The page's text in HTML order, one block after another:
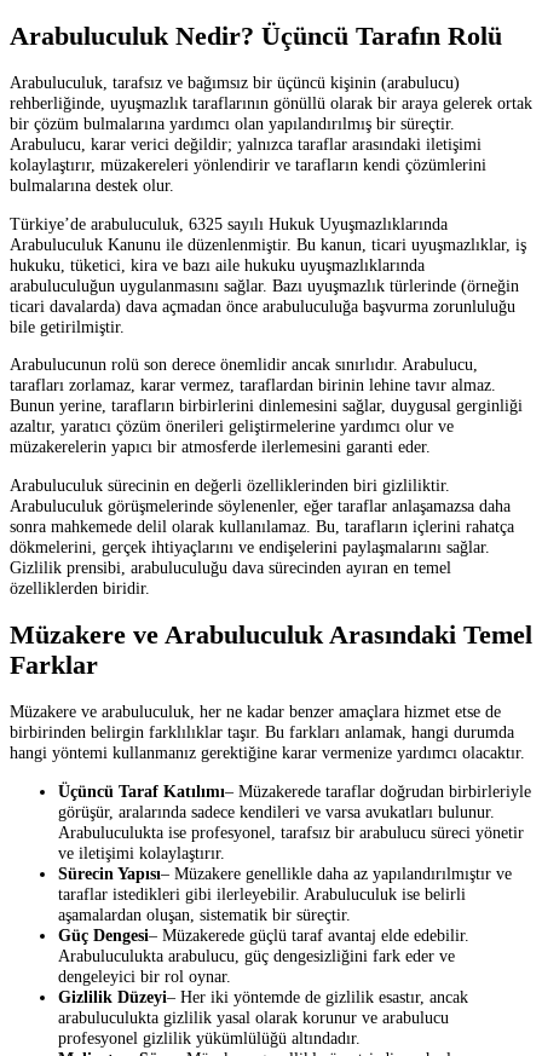
Arabuluculuk Nedir? Üçüncü Tarafın Rolü
Arabuluculuk, tarafsız ve bağımsız bir üçüncü kişinin (arabulucu)
rehberliğinde, uyuşmazlık taraflarının gönüllü olarak bir araya gelerek ortak
bir çözüm bulmalarına yardımcı olan yapılandırılmış bir süreçtir.
Arabulucu, karar verici değildir; yalnızca taraflar arasındaki iletişimi
kolaylaştırır, müzakereleri yönlendirir ve tarafların kendi çözümlerini
bulmalarına destek olur.
Türkiye’de arabuluculuk, 6325 sayılı Hukuk Uyuşmazlıklarında
Arabuluculuk Kanunu ile düzenlenmiştir. Bu kanun, ticari uyuşmazlıklar, iş
hukuku, tüketici, kira ve bazı aile hukuku uyuşmazlıklarında
arabuluculuğun uygulanmasını sağlar. Bazı uyuşmazlık türlerinde (örneğin
ticari davalarda) dava açmadan önce arabuluculuğa başvurma zorunluluğu
bile getirilmiştir.
Arabulucunun rolü son derece önemlidir ancak sınırlıdır. Arabulucu,
tarafları zorlamaz, karar vermez, taraflardan birinin lehine tavır almaz.
Bunun yerine, tarafların birbirlerini dinlemesini sağlar, duygusal gerginliği
azaltır, yaratıcı çözüm önerileri geliştirmelerine yardımcı olur ve
müzakerelerin yapıcı bir atmosferde ilerlemesini garanti eder.
Arabuluculuk sürecinin en değerli özelliklerinden biri gizliliktir.
Arabuluculuk görüşmelerinde söylenenler, eğer taraflar anlaşamazsa daha
sonra mahkemede delil olarak kullanılamaz. Bu, tarafların içlerini rahatça
dökmelerini, gerçek ihtiyaçlarını ve endişelerini paylaşmalarını sağlar.
Gizlilik prensibi, arabuluculuğu dava sürecinden ayıran en temel
özelliklerden biridir.
Müzakere ve Arabuluculuk Arasındaki Temel
Farklar
Müzakere ve arabuluculuk, her ne kadar benzer amaçlara hizmet etse de
birbirinden belirgin farklılıklar taşır. Bu farkları anlamak, hangi durumda
hangi yöntemi kullanmanız gerektiğine karar vermenize yardımcı olacaktır.
Üçüncü Taraf Katılımı– Müzakerede taraflar doğrudan birbirleriyle
görüşür, aralarında sadece kendileri ve varsa avukatları bulunur.
Arabuluculukta ise profesyonel, tarafsız bir arabulucu süreci yönetir
ve iletişimi kolaylaştırır.
Sürecin Yapısı– Müzakere genellikle daha az yapılandırılmıştır ve
taraflar istedikleri gibi ilerleyebilir. Arabuluculuk ise belirli
aşamalardan oluşan, sistematik bir süreçtir.
Güç Dengesi– Müzakerede güçlü taraf avantaj elde edebilir.
Arabuluculukta arabulucu, güç dengesizliğini fark eder ve
dengeleyici bir rol oynar.
Gizlilik Düzeyi– Her iki yöntemde de gizlilik esastır, ancak
arabuluculukta gizlilik yasal olarak korunur ve arabulucu
profesyonel gizlilik yükümlülüğü altındadır.